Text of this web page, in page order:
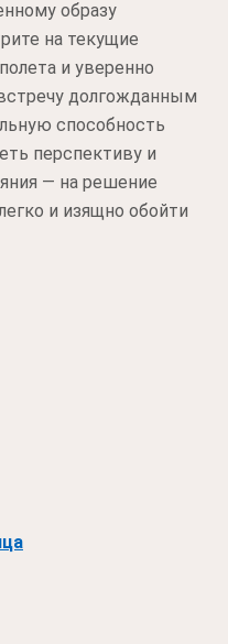
образу
на текущие
и уверенно
долгожданным
способность
перспективу и
— на решение
и изящно обойти